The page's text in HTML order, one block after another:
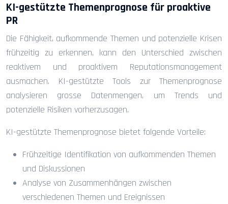
KI-gestützte Themenprognose für proaktive
PR
Die Fähigkeit, aufkommende Themen und potenzielle Krisen
frühzeitig zu erkennen, kann den Unterschied zwischen
reaktivem und proaktivem Reputationsmanagement
ausmachen. KI-gestützte Tools zur Themenprognose
analysieren grosse Datenmengen, um Trends und
potenzielle Risiken vorherzusagen.
KI-gestützte Themenprognose bietet folgende Vorteile:
Frühzeitige Identifikation von aufkommenden Themen
und Diskussionen
Analyse von Zusammenhängen zwischen
verschiedenen Themen und Ereignissen